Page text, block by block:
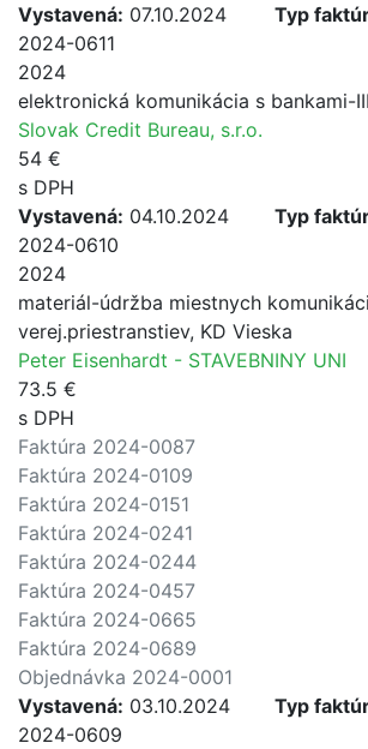
Vystavená: 07.10.2024 Typ
2024-0611
2024
elektronická komunikácia s bankami-
Slovak Credit Bureau, s.r.o.
54 €
s DPH
Vystavená: 04.10.2024 Typ
2024-0610
2024
materiál-údržba miestnych
verej.priestranstiev, KD Vieska
Peter Eisenhardt - STAVEBNINY UNI
73.5 €
s DPH
Faktúra 2024-0087
Faktúra 2024-0109
Faktúra 2024-0151
Faktúra 2024-0241
Faktúra 2024-0244
Faktúra 2024-0457
Faktúra 2024-0665
Faktúra 2024-0689
Objednávka 2024-0001
Vystavená: 03.10.2024 Typ
2024-0609